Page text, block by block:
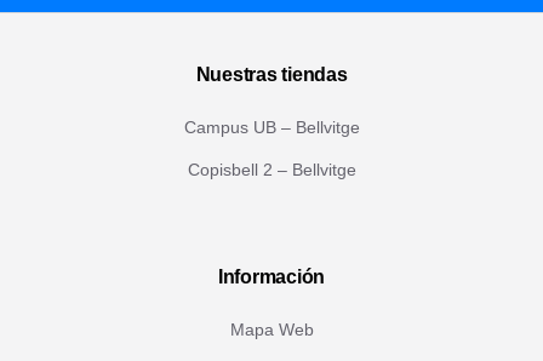
Nuestras tiendas
Campus UB – Bellvitge
Copisbell 2 – Bellvitge
Información
Mapa Web